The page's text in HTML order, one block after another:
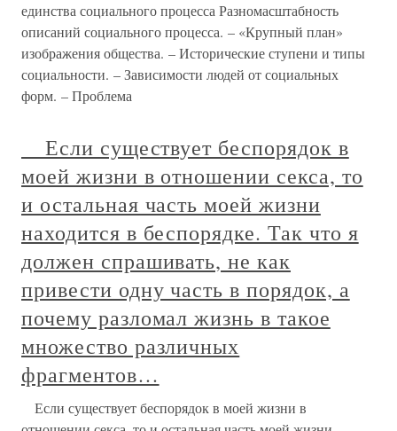
единства социального процесса Разномасштабность
описаний социального процесса. – «Крупный план»
изображения общества. – Исторические ступени и типы
социальности. – Зависимости людей от социальных
форм. – Проблема
Если существует беспорядок в
моей жизни в отношении секса, то
и остальная часть моей жизни
находится в беспорядке. Так что я
должен спрашивать, не как
привести одну часть в порядок, а
почему разломал жизнь в такое
множество различных
фрагментов…
Если существует беспорядок в моей жизни в